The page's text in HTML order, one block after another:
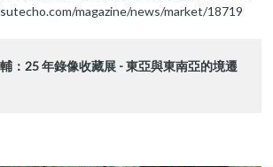
magazine/news/market/18719
輔：25 年錄像收藏展 - 東亞與東南亞的境遷